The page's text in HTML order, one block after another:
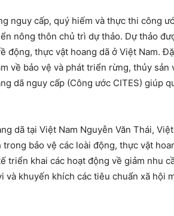
nguy cấp, quý hiếm và thực thi công
nông thôn chủ trì dự thảo. Dự thảo
động, thực vật hoang dã ở Việt Nam.
về bảo vệ và phát triển rừng, thủy
dã nguy cấp (Công ước CITES) giúp
dã tại Việt Nam Nguyễn Văn Thái,
bảo vệ các loài động, thực vật
triển khai các hoạt động về giảm nhu
khuyến khích các tiêu chuẩn xã hội